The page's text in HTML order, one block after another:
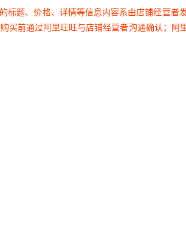
题、价格、详情等信息内容系由店铺经营者
前通过阿里旺旺与店铺经营者沟通确认；阿